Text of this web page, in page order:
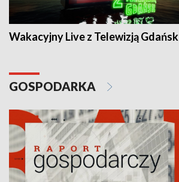
Wakacyjny Live z Telewizją Gdańsk
GOSPODARKA